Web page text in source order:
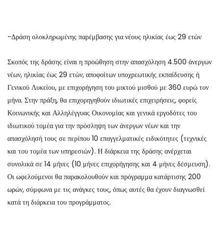
-Δράση ολοκληρωμένης παρέμβασης για νέους ηλικίας έως 29 ετών
Σκοπός της δράσης είναι η προώθηση στην απασχόληση 4.500 άνεργων
νέων, ηλικίας έως 29 ετών, αποφοίτων υποχρεωτικής εκπαίδευσης ή
Γενικού Λυκείου, με επιχορήγηση του μικτού μισθού με 360 ευρώ τον
μήνα. Στην πράξη, θα επιχορηγηθούν ιδιωτικές επιχειρήσεις, φορείς
Κοινωνικής και Αλληλέγγυας Οικονομίας και γενικά εργοδότες του
ιδιωτικού τομέα για την πρόσληψη των άνεργων νέων και την
απασχόλησή τους σε περίπου 10 επαγγελματικές ειδικότητες (τεχνικές
και του τομέα των υπηρεσιών). Η διάρκεια της δράσης ανέρχεται
συνολικά σε 14 μήνες (10 μήνες επιχορήγησης και 4 μήνες δέσμευση).
Οι ωφελούμενοι θα παρακολουθούν και πρόγραμμα κατάρτισης 200
ωρών, σύμφωνα με τις ανάγκες τους, όπως αυτές θα έχουν διαγνωσθεί
κατά τη διάρκεια του προγράμματος.